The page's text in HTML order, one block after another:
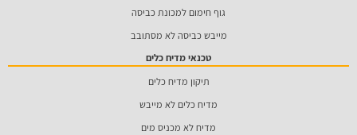
גוף חימום למכונת כביסה
מייבש כביסה לא מסתובב
טכנאי מדיח כלים
תיקון מדיח כלים
מדיח כלים לא מייבש
מדיח לא מכניס מים